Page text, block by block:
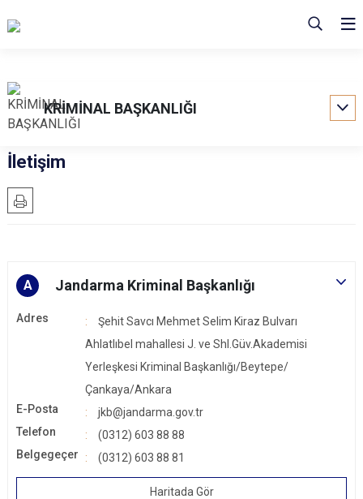
KRİMİNAL BAŞKANLIĞI
İletişim
A Jandarma Kriminal Başkanlığı
Adres
Şehit Savcı Mehmet Selim Kiraz Bulvarı
Ahlatlıbel mahallesi J. ve Shl.Güv.Akademisi
Yerleşkesi Kriminal Başkanlığı/Beytepe/
Çankaya/Ankara
E-Posta
jkb@jandarma.gov.tr
Telefon
(0312) 603 88 88
Belgegeçer
(0312) 603 88 81
Haritada Gör